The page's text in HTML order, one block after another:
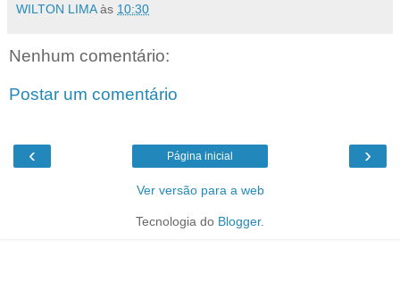
WILTON LIMA às 10:30
Nenhum comentário:
Postar um comentário
‹ ›
Página inicial
Ver versão para a web
Tecnologia do Blogger.